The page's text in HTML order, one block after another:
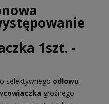
1szt. -
selektywnego odłowu
groźnego